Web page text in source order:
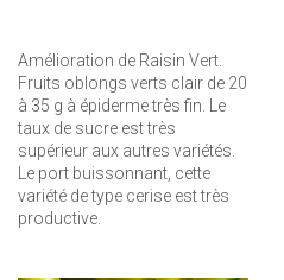
Amélioration de Raisin Vert.
Fruits oblongs verts clair de 20
à 35 g à épiderme très fin. Le
taux de sucre est très
supérieur aux autres variétés.
Le port buissonnant, cette
variété de type cerise est très
productive.